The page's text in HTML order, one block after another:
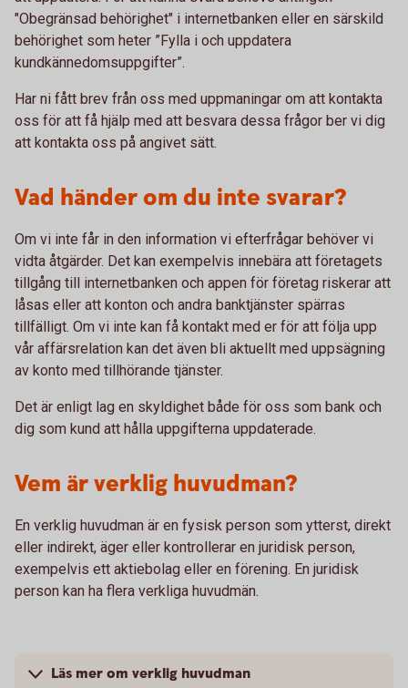
"Obegränsad behörighet" i internetbanken eller en särskild
behörighet som heter ”Fylla i och uppdatera
kundkännedomsuppgifter”.
Har ni fått brev från oss med uppmaningar om att kontakta
oss för att få hjälp med att besvara dessa frågor ber vi dig
att kontakta oss på angivet sätt.
Vad händer om du inte svarar?
Om vi inte får in den information vi efterfrågar behöver vi
vidta åtgärder. Det kan exempelvis innebära att företagets
tillgång till internetbanken och appen för företag riskerar att
låsas eller att konton och andra banktjänster spärras
tillfälligt. Om vi inte kan få kontakt med er för att följa upp
vår affärsrelation kan det även bli aktuellt med uppsägning
av konto med tillhörande tjänster.
Det är enligt lag en skyldighet både för oss som bank och
dig som kund att hålla uppgifterna uppdaterade.
Vem är verklig huvudman?
En verklig huvudman är en fysisk person som ytterst, direkt
eller indirekt, äger eller kontrollerar en juridisk person,
exempelvis ett aktiebolag eller en förening. En juridisk
person kan ha flera verkliga huvudmän.
Läs mer om verklig huvudman